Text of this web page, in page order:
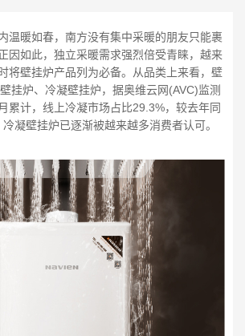
温暖如春，南方没有集中采暖的朋友只能裹
因如此，独立采暖需求强烈倍受青睐，越来
将壁挂炉产品列为必备。从品类上来看，壁
挂炉、冷凝壁挂炉，据奥维云网(AVC)监测
累计，线上冷凝市场占比29.3%，较去年同
凝壁挂炉已逐渐被越来越多消费者认可。